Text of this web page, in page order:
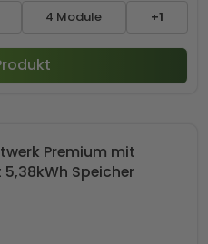
4 Module +1
Premium mit
Speicher